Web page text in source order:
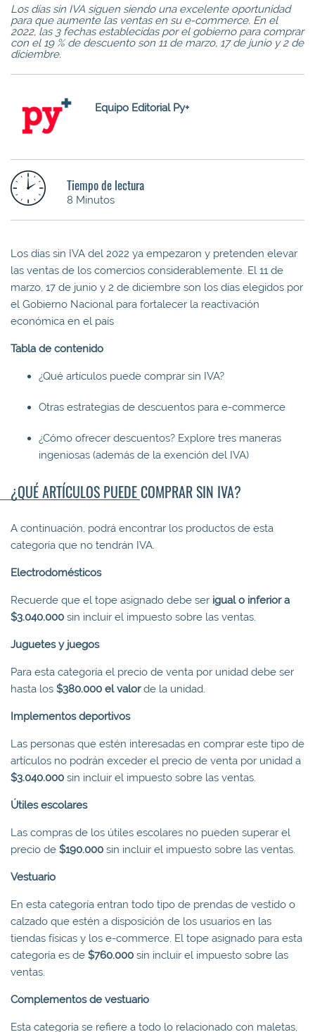
Los días sin IVA siguen siendo una excelente oportunidad
para que aumente las ventas en su e-commerce. En el
2022, las 3 fechas establecidas por el gobierno para comprar
con el 19 % de descuento son 11 de marzo, 17 de junio y 2 de
diciembre.
Equipo Editorial Py+
Tiempo de lectura
8 Minutos
Los días sin IVA del 2022 ya empezaron y pretenden elevar
las ventas de los comercios considerablemente. El 11 de
marzo, 17 de junio y 2 de diciembre son los días elegidos por
el Gobierno Nacional para fortalecer la reactivación
económica en el país
Tabla de contenido
¿Qué artículos puede comprar sin IVA?
Otras estrategias de descuentos para e-commerce
¿Cómo ofrecer descuentos? Explore tres maneras
ingeniosas (además de la exención del IVA)
¿QUÉ ARTÍCULOS PUEDE COMPRAR SIN IVA?
A continuación, podrá encontrar los productos de esta
categoría que no tendrán IVA.
Electrodomésticos
Recuerde que el tope asignado debe ser igual o inferior a
$3.040.000 sin incluir el impuesto sobre las ventas.
Juguetes y juegos
Para esta categoría el precio de venta por unidad debe ser
hasta los $380.000 el valorde la unidad.
Implementos deportivos
Las personas que estén interesadas en comprar este tipo de
artículos no podrán exceder el precio de venta por unidad a
$3.040.000 sin incluir el impuesto sobre las ventas.
Útiles escolares
Las compras de los útiles escolares no pueden superar el
precio de $190.000 sin incluir el impuesto sobre las ventas.
Vestuario
En esta categoría entran todo tipo de prendas de vestido o
calzado que estén a disposición de los usuarios en las
tiendas físicas y los e-commerce. El tope asignado para esta
categoría es de $760.000 sin incluir el impuesto sobre las
ventas.
Complementos de vestuario
Esta categoría se refiere a todo lo relacionado con maletas,